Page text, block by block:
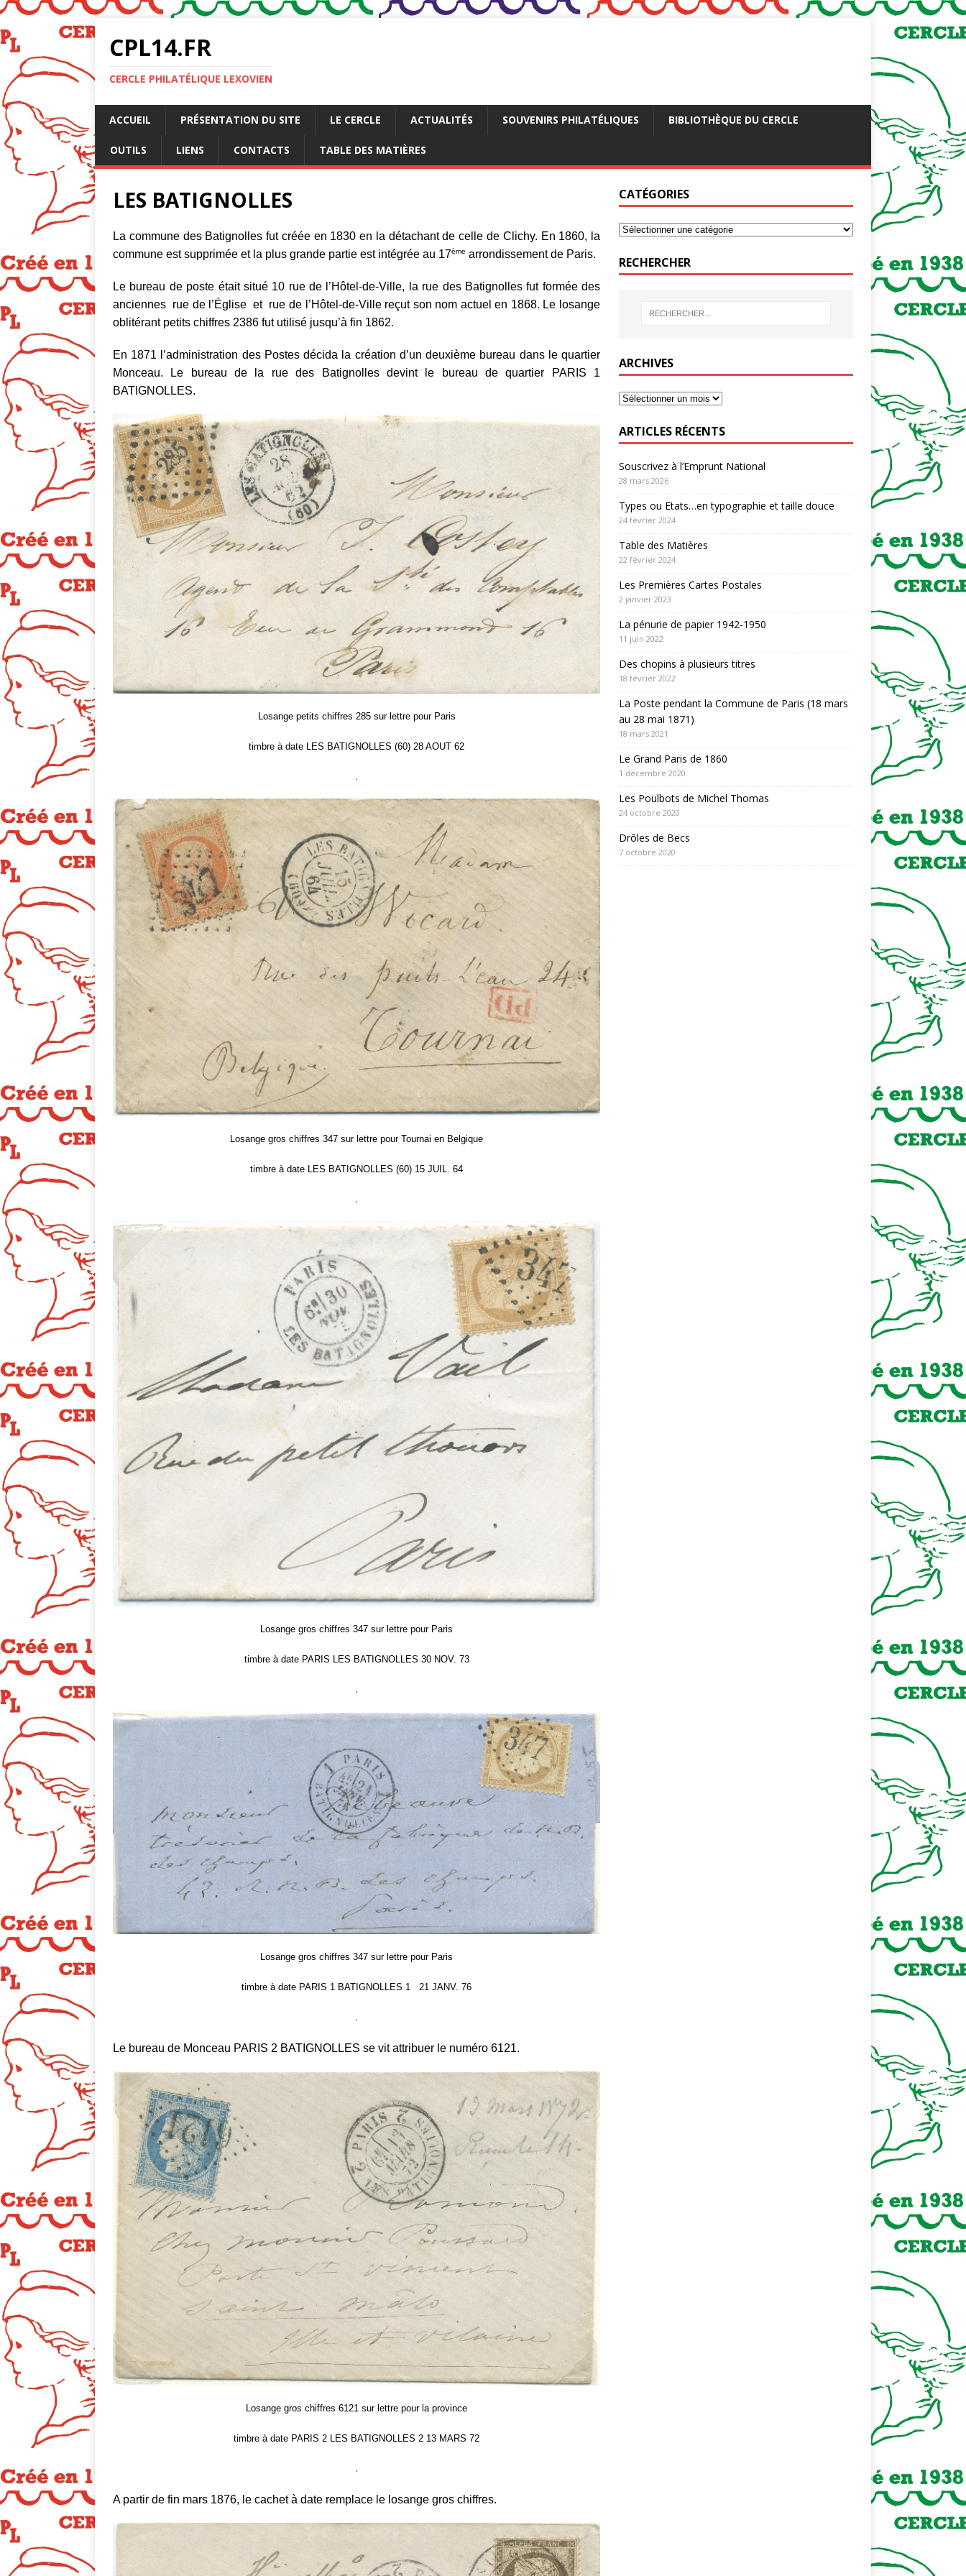
CPL14.FR
CERCLE PHILATÉLIQUE LEXOVIEN
ACCUEIL PRÉSENTATION DU SITE LE CERCLE ACTUALITÉS SOUVENIRS PHILATÉLIQUES BIBLIOTHÈQUE DU CERCLE
OUTILS LIENS CONTACTS TABLE DES MATIÈRES
LES BATIGNOLLES
La commune des Batignolles fut créée en 1830 en la détachant de celle de Clichy. En 1860, la
commune est supprimée et la plus grande partie est intégrée au 17ème arrondissement de Paris.
Le bureau de poste était situé 10 rue de l’Hôtel-de-Ville, la rue des Batignolles fut formée des
anciennes rue de l’Église et rue de l’Hôtel-de-Ville reçut son nom actuel en 1868. Le losange
oblitérant petits chiffres 2386 fut utilisé jusqu’à fin 1862.
En 1871 l’administration des Postes décida la création d’un deuxième bureau dans le quartier
Monceau. Le bureau de la rue des Batignolles devint le bureau de quartier PARIS 1
BATIGNOLLES.
Losange petits chiffres 285 sur lettre pour Paris
timbre à date LES BATIGNOLLES (60) 28 AOUT 62
.
Losange gros chiffres 347 sur lettre pour Tournai en Belgique
timbre à date LES BATIGNOLLES (60) 15 JUIL. 64
.
Losange gros chiffres 347 sur lettre pour Paris
timbre à date PARIS LES BATIGNOLLES 30 NOV. 73
.
Losange gros chiffres 347 sur lettre pour Paris
timbre à date PARIS 1 BATIGNOLLES 1 21 JANV. 76
.
Le bureau de Monceau PARIS 2 BATIGNOLLES se vit attribuer le numéro 6121.
Losange gros chiffres 6121 sur lettre pour la province
timbre à date PARIS 2 LES BATIGNOLLES 2 13 MARS 72
.
A partir de fin mars 1876, le cachet à date remplace le losange gros chiffres.
CATÉGORIES
RECHERCHER
ARCHIVES
ARTICLES RÉCENTS
Souscrivez à l’Emprunt National
28 mars 2026
Types ou Etats…en typographie et taille douce
24 février 2024
Table des Matières
22 février 2024
Les Premières Cartes Postales
2 janvier 2023
La pénurie de papier 1942-1950
11 juin 2022
Des chopins à plusieurs titres
18 février 2022
La Poste pendant la Commune de Paris (18 mars
au 28 mai 1871)
18 mars 2021
Le Grand Paris de 1860
1 décembre 2020
Les Poulbots de Michel Thomas
24 octobre 2020
Drôles de Becs
7 octobre 2020